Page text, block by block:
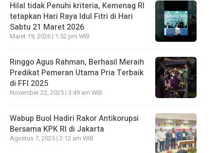
Hilal tidak Penuhi kriteria, Kemenag RI
tetapkan Hari Raya Idul Fitri di Hari
Sabtu 21 Maret 2026
Maret 19, 2026 | 1:52 pm WIB
Ringgo Agus Rahman, Berhasil Meraih
Predikat Pemeran Utama Pria Terbaik
di FFI 2025
November 22, 2025 | 3:49 am WIB
Wabup Buol Hadiri Rakor Antikorupsi
Bersama KPK RI di Jakarta
Agustus 7, 2025 | 2:12 am WIB